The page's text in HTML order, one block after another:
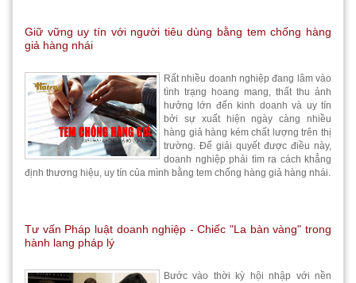
Giữ vững uy tín với người tiêu dùng bằng tem chống hàng
giả hàng nhái
Rất nhiều doanh nghiệp đang lâm vào
tình trạng hoang mang, thất thu ảnh
hưởng lớn đến kinh doanh và uy tín
bởi sự xuất hiện ngày càng nhiều
hàng giả hàng kém chất lượng trên thị
trường. Để giải quyết được điều này,
doanh nghiệp phải tìm ra cách khẳng
định thương hiệu, uy tín của mình bằng tem chống hàng giả hàng nhái.
Tư vấn Pháp luật doanh nghiệp - Chiếc "La bàn vàng" trong
hành lang pháp lý
Bước vào thời kỳ hội nhập với nền